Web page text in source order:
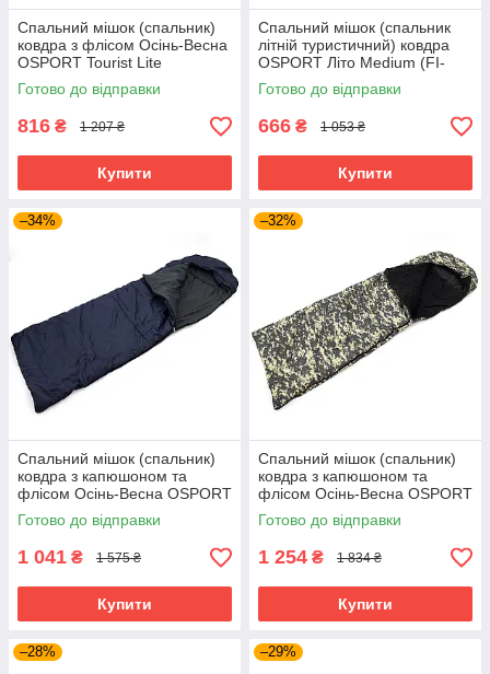
Спальний мішок (спальник)
ковдра з флісом Осінь-Весна
OSPORT Tourist Lite
Камуфляж (ty-0010)
Готово до відправки
816 ₴ 1 207 ₴
Купити
Спальний мішок (спальник
літній туристичний) ковдра
OSPORT Літо Medium (FI-
0046)
Готово до відправки
666 ₴ 1 053 ₴
Купити
–34%
Спальний мішок (спальник)
ковдра з капюшоном та
флісом Осінь-Весна OSPORT
Tourist Medium (ty-0014)
Готово до відправки
1 041 ₴ 1 575 ₴
Купити
–32%
Спальний мішок (спальник)
ковдра з капюшоном та
флісом Осінь-Весна OSPORT
Tourist Medium Камуфляж
Піксель (ty-0013)
Готово до відправки
1 254 ₴ 1 834 ₴
Купити
–28% –29%